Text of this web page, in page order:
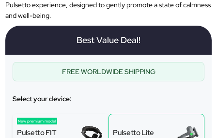
Pulsetto experience, designed to gently promote a state of calmness
and well-being.
Best Value Deal!
FREE WORLDWIDE SHIPPING
Select your device:
New premium model
Pulsetto FIT Pulsetto Lite